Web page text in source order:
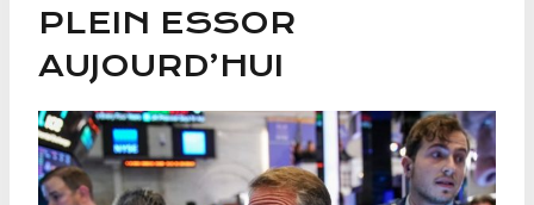
PLEIN ESSOR
AUJOURD’HUI